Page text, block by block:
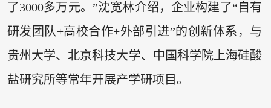
了3000多万元。”沈宽林介绍，企业构建了“自有
研发团队+高校合作+外部引进”的创新体系，与
贵州大学、北京科技大学、中国科学院上海硅酸
盐研究所等常年开展产学研项目。